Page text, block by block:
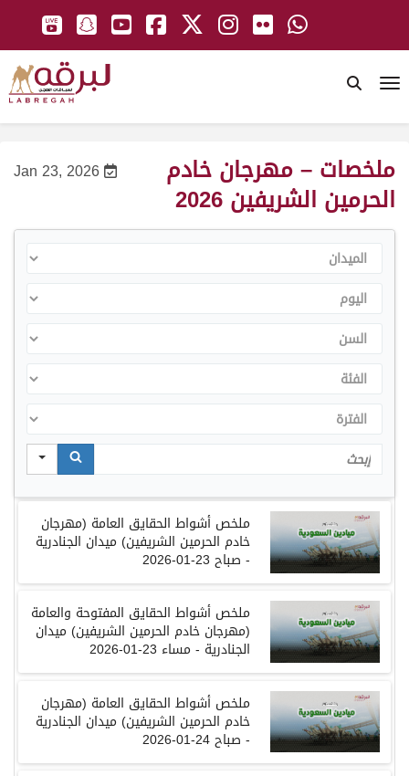
Jan 23, 2026 ملخصات – مهرجان خادم
الحرمين الشريفين 2026
الميدان
اليوم
السن
الفئة
الفترة
Search
ملخص أشواط الحقايق العامة (مهرجان
خادم الحرمين الشريفين) ميدان الجنادرية
- صباح 23-01-2026
ملخص أشواط الحقايق المفتوحة والعامة
(مهرجان خادم الحرمين الشريفين) ميدان
الجنادرية - مساء 23-01-2026
ملخص أشواط الحقايق العامة (مهرجان
خادم الحرمين الشريفين) ميدان الجنادرية
- صباح24-01-2026